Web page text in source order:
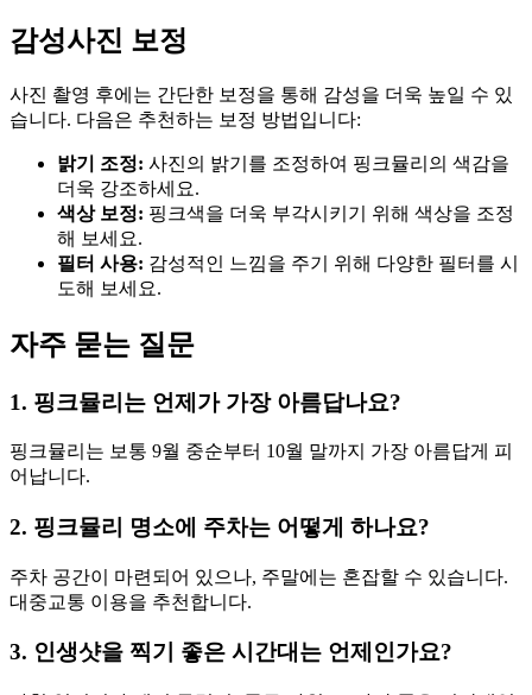
감성사진 보정
사진 촬영 후에는 간단한 보정을 통해 감성을 더욱 높일 수 있
습니다. 다음은 추천하는 보정 방법입니다:
밝기 조정: 사진의 밝기를 조정하여 핑크뮬리의 색감을
더욱 강조하세요.
색상 보정: 핑크색을 더욱 부각시키기 위해 색상을 조정
해 보세요.
필터 사용: 감성적인 느낌을 주기 위해 다양한 필터를 시
도해 보세요.
자주 묻는 질문
1. 핑크뮬리는 언제가 가장 아름답나요?
핑크뮬리는 보통 9월 중순부터 10월 말까지 가장 아름답게 피
어납니다.
2. 핑크뮬리 명소에 주차는 어떻게 하나요?
주차 공간이 마련되어 있으나, 주말에는 혼잡할 수 있습니다.
대중교통 이용을 추천합니다.
3. 인생샷을 찍기 좋은 시간대는 언제인가요?